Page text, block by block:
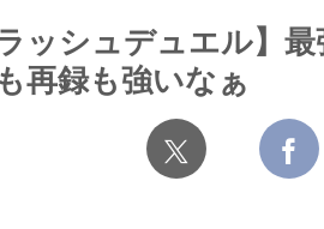
ラッシュデュエル】
再録も強いなぁ